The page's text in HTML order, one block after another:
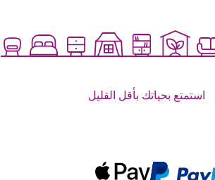
استمتع بحياتك بأقل القليل